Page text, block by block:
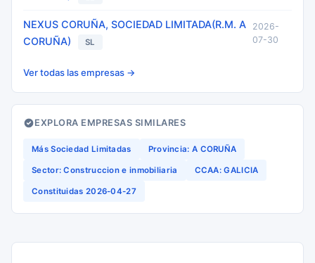
NEXUS CORUÑA, SOCIEDAD LIMITADA(R.M. A
CORUÑA)
SL
2026-
07-30
Ver todas las empresas →
EXPLORA EMPRESAS SIMILARES
Más Sociedad Limitadas Provincia: A CORUÑA
Sector: Construccion e inmobiliaria CCAA: GALICIA
Constituidas 2026-04-27